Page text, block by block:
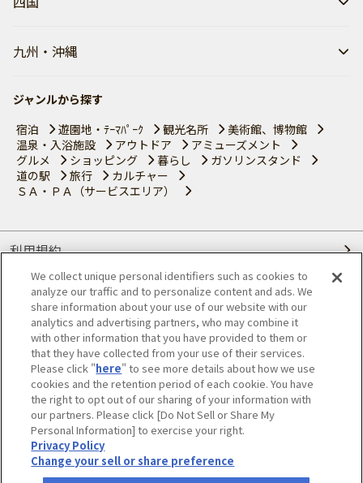
九州・沖縄
ジャンルから探す
宿泊
遊園地・ﾃｰﾏﾊﾟｰｸ 観光名所
美術館、博物館
温泉・入浴施設
アウトドア
アミューズメント
グルメ
ショッピング 暮らし
ガソリンスタンド
道の駅
旅行
カルチャー
ＳＡ・ＰＡ（サービスエリア）
利用規約
個人情報の取り扱いについて
会員優待サービスの提携をご検討の方へ
JAFホームページ
© JAPAN AUTOMOBILE FEDERATION. All rights reserved.
We collect unique personal identifiers such as cookies to
analyze our traffic and to personalize content and ads. We
share information about your use of our website with our
analytics and advertising partners, who may combine it
with other information that you have provided to them or
that they have collected from your use of their services.
Please click "here" to see more details about how we use
cookies and the retention period of each cookie. You have
the right to opt out of our sharing of your information with
our partners. Please click [Do Not Sell or Share My
Personal Information] to exercise your right.
Privacy Policy
Change your sell or share preference